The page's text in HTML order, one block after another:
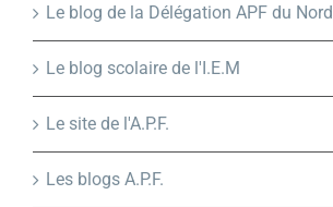
Le blog de la Délégation APF du Nord
Le blog scolaire de l'I.E.M
Le site de l'A.P.F.
Les blogs A.P.F.